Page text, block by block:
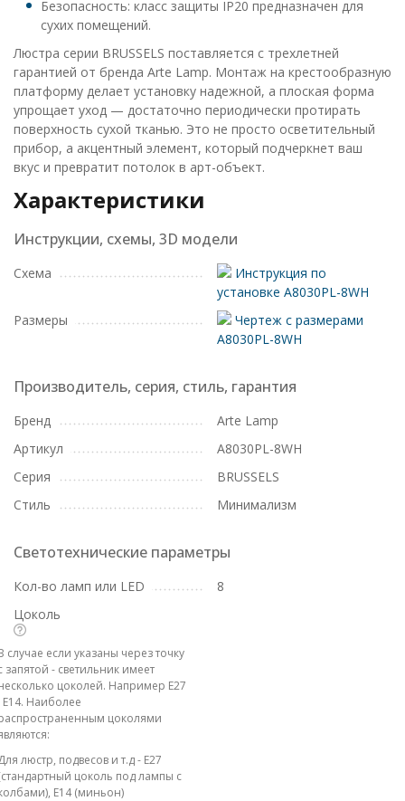
Безопасность: класс защиты IP20 предназначен для
сухих помещений.
Люстра серии BRUSSELS поставляется с трехлетней
гарантией от бренда Arte Lamp. Монтаж на крестообразную
платформу делает установку надежной, а плоская форма
упрощает уход — достаточно периодически протирать
поверхность сухой тканью. Это не просто осветительный
прибор, а акцентный элемент, который подчеркнет ваш
вкус и превратит потолок в арт-объект.
Характеристики
Инструкции, схемы, 3D модели
Схема
Инструкция по
установке A8030PL-8WH
Размеры
Чертеж с размерами
A8030PL-8WH
Производитель, серия, стиль, гарантия
Бренд
Arte Lamp
Артикул
A8030PL-8WH
Серия
BRUSSELS
Стиль
Минимализм
Светотехнические параметры
Кол-во ламп или LED
8
Цоколь
случае если указаны через точку
запятой - светильник имеет
цоколей. Например E27
E14. Наиболее
цоколями
люстр, подвесов и т.д - E27
цоколь под лампы с
E14 (миньон)